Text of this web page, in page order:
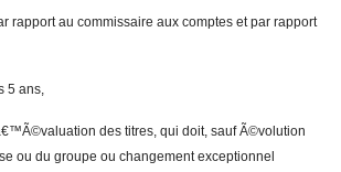
rapport au commissaire aux comptes et par rapport
5 ans,
des titres, qui doit, sauf Ã©volution
du groupe ou changement exceptionnel